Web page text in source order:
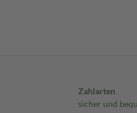
Zahlarten
sicher und